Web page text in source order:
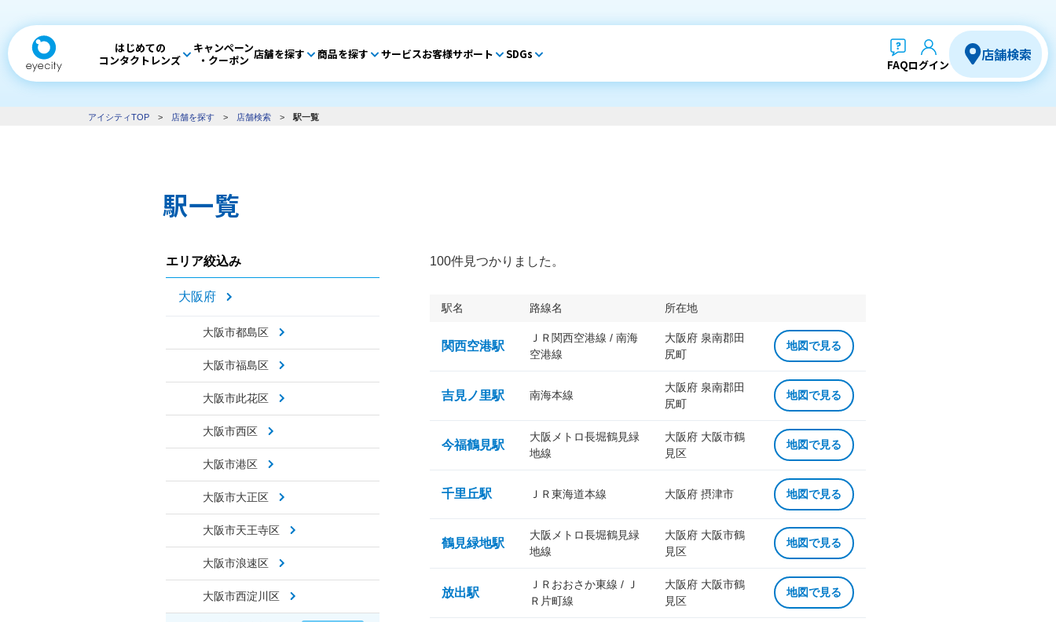
はじめての
コンタクトレンズ
キャンペーン
・クーポン 店舗を探す 商品を探す サービスお客様サポート SDGs
FAQログイン
店舗検索
アイシティTOP > 店舗を探す > 店舗検索 > 駅一覧
駅一覧
エリア絞込み
大阪府
大阪市都島区
大阪市福島区
大阪市此花区
大阪市西区
大阪市港区
大阪市大正区
大阪市天王寺区
大阪市浪速区
大阪市西淀川区
100件見つかりました。
駅名 路線名 所在地
関西空港駅
ＪＲ関西空港線 / 南海
空港線
大阪府 泉南郡田
尻町
地図で見る
吉見ノ里駅 南海本線
大阪府 泉南郡田
尻町
地図で見る
今福鶴見駅
大阪メトロ長堀鶴見緑
地線
大阪府 大阪市鶴
見区
地図で見る
千里丘駅 ＪＲ東海道本線 大阪府 摂津市 地図で見る
鶴見緑地駅
大阪メトロ長堀鶴見緑
地線
大阪府 大阪市鶴
見区
地図で見る
放出駅
ＪＲおおさか東線 / Ｊ
Ｒ片町線
大阪府 大阪市鶴
見区
地図で見る